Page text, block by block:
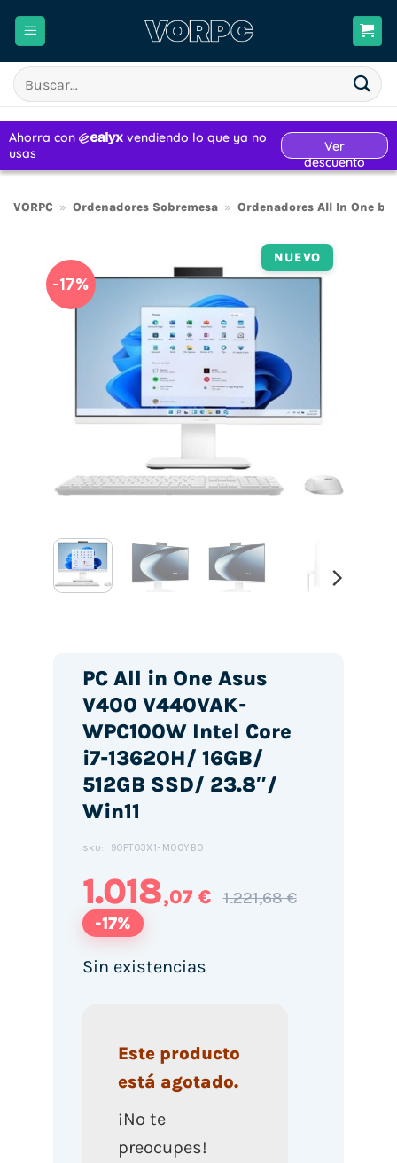
Buscar
por:
VORPC » Ordenadores Sobremesa » Ordenadores All In One
NUEVO
-17%
PC All in One Asus
V400 V440VAK-
WPC100W Intel Core
i7-13620H/ 16GB/
512GB SSD/ 23.8″/
Win11
SKU: 90PT03X1-M00YB0
1.018,07 € 1.221,68 €
-17%
Sin existencias
Este producto
está agotado.
¡No te
preocupes!